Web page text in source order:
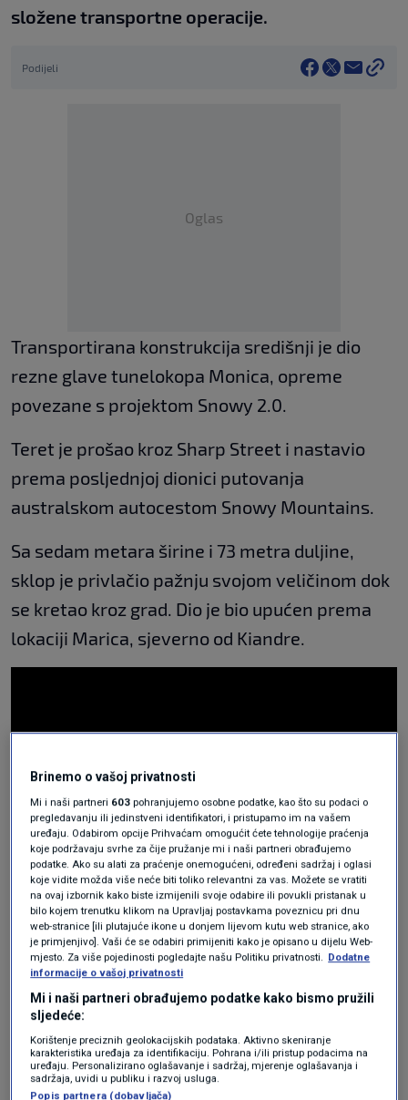
složene transportne operacije.
Podijeli
Oglas
Transportirana konstrukcija središnji je dio
rezne glave tunelokopa Monica, opreme
povezane s projektom Snowy 2.0.
Teret je prošao kroz Sharp Street i nastavio
prema posljednjoj dionici putovanja
australskom autocestom Snowy Mountains.
Sa sedam metara širine i 73 metra duljine,
sklop je privlačio pažnju svojom veličinom dok
se kretao kroz grad. Dio je bio upućen prema
lokaciji Marica, sjeverno od Kiandre.
Prijevoz zahtijevao mjesece
planiranja
Dave Evans, direktor operacija kompanije
Snowy Hydro za projekt Snowy 2.0, izjavio je da
je nesmetan prolazak rezultat višemjesečnog
intenzivnog rada i planiranja. Kretanje tereta
pokazalo je razinu pripreme obavljene prije
putovanja.
Evans je rekao kako je bio impresivan prizor
Brinemo o vašoj privatnosti
Mi i naši partneri 603 pohranjujemo osobne podatke, kao što su podaci o
pregledavanju ili jedinstveni identifikatori, i pristupamo im na vašem
uređaju. Odabirom opcije Prihvaćam omogućit ćete tehnologije praćenja
koje podržavaju svrhe za čije pružanje mi i naši partneri obrađujemo
podatke. Ako su alati za praćenje onemogućeni, određeni sadržaj i oglasi
koje vidite možda više neće biti toliko relevantni za vas. Možete se vratiti
na ovaj izbornik kako biste izmijenili svoje odabire ili povukli pristanak u
bilo kojem trenutku klikom na Upravljaj postavkama poveznicu pri dnu
web-stranice [ili plutajuće ikone u donjem lijevom kutu web stranice, ako
je primjenjivo]. Vaši će se odabiri primijeniti kako je opisano u dijelu Web-
mjesto. Za više pojedinosti pogledajte našu Politiku privatnosti. Dodatne
informacije o vašoj privatnosti
Mi i naši partneri obrađujemo podatke kako bismo pružili
sljedeće:
Korištenje preciznih geolokacijskih podataka. Aktivno skeniranje
karakteristika uređaja za identifikaciju. Pohrana i/ili pristup podacima na
uređaju. Personalizirano oglašavanje i sadržaj, mjerenje oglašavanja i
sadržaja, uvidi u publiku i razvoj usluga.
Popis partnera (dobavljača)